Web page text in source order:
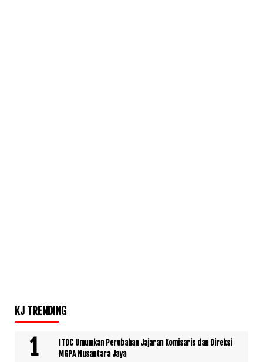
KJ TRENDING
ITDC Umumkan Perubahan Jajaran Komisaris dan Direksi
MGPA Nusantara Jaya